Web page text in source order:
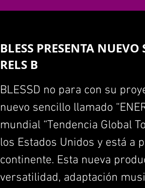
BLESS PRESENTA
RELS B
BLESSD no para con su
nuevo sencillo llamado
mundial “Tendencia Global
los Estados Unidos y está a
continente. Esta nueva
versatilidad, adaptación